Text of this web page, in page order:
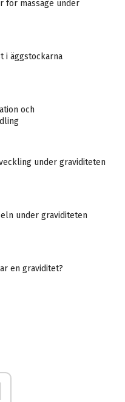
för massage under
i äggstockarna
och
under graviditeten
under graviditeten
en graviditet?